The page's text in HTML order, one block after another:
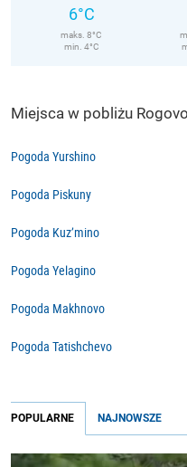
6°C
maks. 8°C
min. 4°C
Miejsca w pobliżu Rogovo
Pogoda Yurshino
Pogoda Piskuny
Pogoda Kuz’mino
Pogoda Yelagino
Pogoda Makhnovo
Pogoda Tatishchevo
POPULARNE NAJNOWSZE